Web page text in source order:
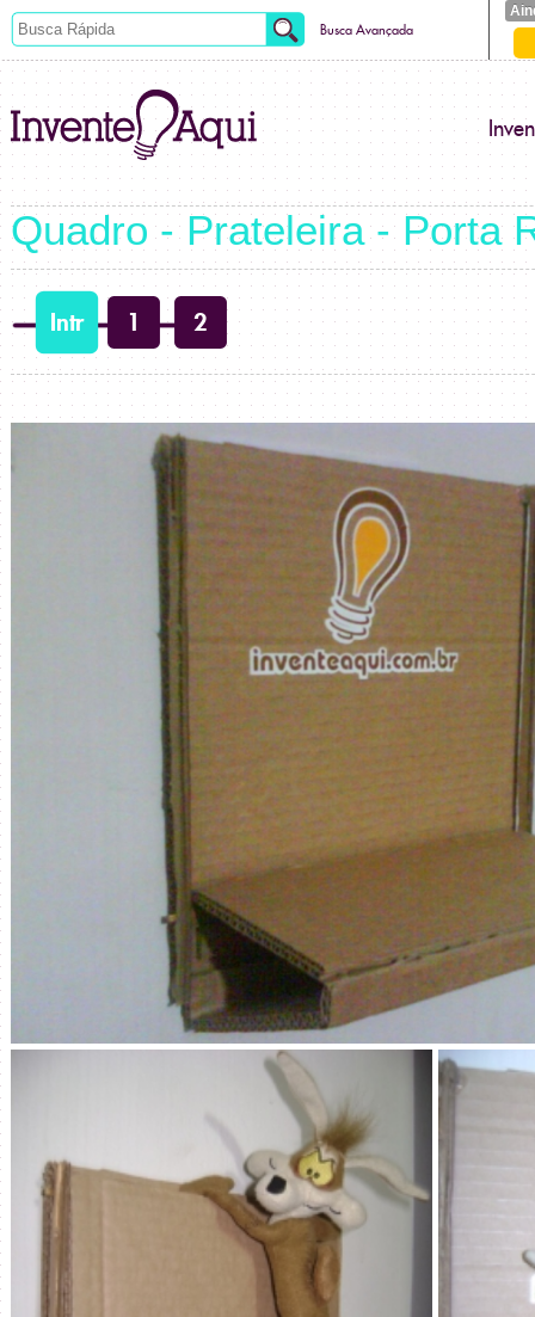
Busca Avançada
Quadro - Prateleira - Porta
Intr 1 2